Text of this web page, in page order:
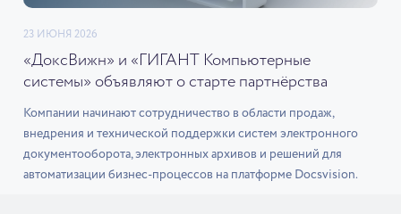
23 ИЮНЯ 2026
«ДоксВижн» и «ГИГАНТ Компьютерные
системы» объявляют о старте партнёрства
Компании начинают сотрудничество в области продаж,
внедрения и технической поддержки систем электронного
документооборота, электронных архивов и решений для
автоматизации бизнес-процессов на платформе Docsvision.